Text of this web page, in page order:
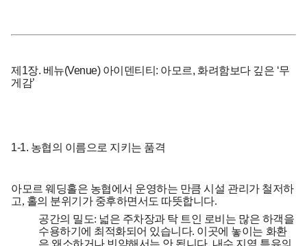
제1장. 베뉴(Venue) 아이덴티티: 아모르, 화려함보다 깊은 ‘무
게감’
1-1. 농협의 이름으로 지키는 품격
아모르 웨딩홀은 농협에서 운영하는 만큼 시설 관리가 철저하
고, 홀의 분위기가 중후하면서도 따뜻합니다.
공간의 밀도: 넓은 주차장과 탁 트인 로비는 많은 하객을
수용하기에 최적화되어 있습니다. 이곳에 놓이는 화환
은 왜소하거나 빈약해서는 안 됩니다. 내수 지역 특유의